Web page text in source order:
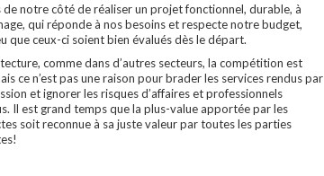
de notre côté de réaliser un projet fonctionnel, durable, à
qui réponde à nos besoins et respecte notre budget,
que ceux-ci soient bien évalués dès le départ.
comme dans d’autres secteurs, la compétition est
ce n’est pas une raison pour brader les services rendus par
et ignorer les risques d’affaires et professionnels
Il est grand temps que la plus-value apportée par les
soit reconnue à sa juste valeur par toutes les parties